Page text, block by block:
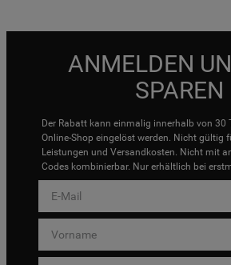
ANMELDEN
SPAREN
Der Rabatt kann einmalig innerhalb von 30
Online-Shop eingelöst werden. Nicht gültig
Leistungen und Versandkosten. Nicht mit
Codes kombinierbar. Nur erhältlich bei